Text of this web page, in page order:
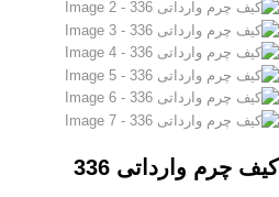
کیف چرم وارداتی 336